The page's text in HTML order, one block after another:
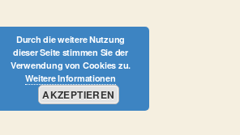
Durch die weitere Nutzung
dieser Seite stimmen Sie der
Verwendung von Cookies zu.
Weitere Informationen
AKZEPTIEREN